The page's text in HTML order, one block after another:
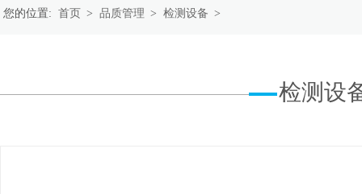
您的位置: 首页 > 品质管理 > 检测设备 >
检测设